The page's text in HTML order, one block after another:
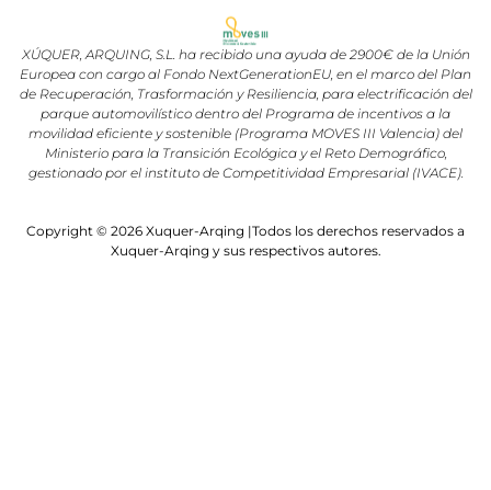
XÚQUER, ARQUING, S.L. ha recibido una ayuda de 2900€ de la Unión
Europea con cargo al Fondo NextGenerationEU, en el marco del Plan
de Recuperación, Trasformación y Resiliencia, para electrificación del
parque automovilístico dentro del Programa de incentivos a la
movilidad eficiente y sostenible (Programa MOVES III Valencia) del
Ministerio para la Transición Ecológica y el Reto Demográfico,
gestionado por el instituto de Competitividad Empresarial (IVACE).
Copyright © 2026 Xuquer-Arqing |Todos los derechos reservados a
Xuquer-Arqing y sus respectivos autores.